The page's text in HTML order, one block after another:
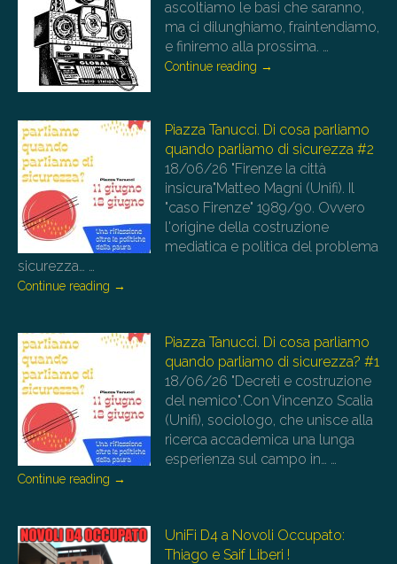
ascoltiamo le basi che saranno,
ma ci dilunghiamo, fraintendiamo,
e finiremo alla prossima. …
Continue reading →
Piazza Tanucci. Di cosa parliamo
quando parliamo di sicurezza #2
18/06/26 "Firenze la città
insicura"Matteo Magni (Unifi). Il
"caso Firenze" 1989/90. Ovvero
l'origine della costruzione
mediatica e politica del problema
sicurezza… …
Continue reading →
Piazza Tanucci. Di cosa parliamo
quando parliamo di sicurezza? #1
18/06/26 "Decreti e costruzione
del nemico".Con Vincenzo Scalia
(Unifi), sociologo, che unisce alla
ricerca accademica una lunga
esperienza sul campo in… …
Continue reading →
UniFi D4 a Novoli Occupato:
Thiago e Saif Liberi !